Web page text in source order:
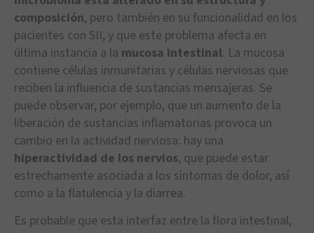
composición, pero también en su funcionalidad en los
pacientes con SII, y que este problema afecta en
última instancia a la mucosa intestinal. La mucosa
contiene células inmunitarias y células nerviosas que
reciben la influencia de sustancias mensajeras. Se
puede observar, por ejemplo, que un aumento de la
liberación de sustancias inflamatorias provoca un
cambio en la actividad nerviosa: hay una
hiperactividad de los nervios, que puede estar
estrechamente asociada a los síntomas de dolor, así
como a la flatulencia y la diarrea.
Es probable que esta interfaz entre la flora intestinal,